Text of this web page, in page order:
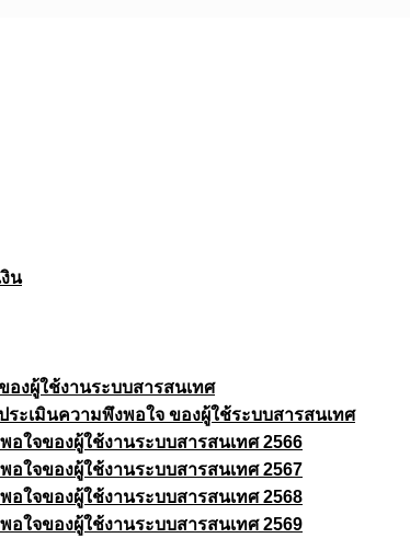
น
งผู้ใช้งานระบบสารสนเทศ
ระเมินความพึงพอใจ ของผู้ใช้ระบบสารสนเทศ
อใจของผู้ใช้งานระบบสารสนเทศ 2566
อใจของผู้ใช้งานระบบสารสนเทศ 2567
อใจของผู้ใช้งานระบบสารสนเทศ 2568
อใจของผู้ใช้งานระบบสารสนเทศ 2569